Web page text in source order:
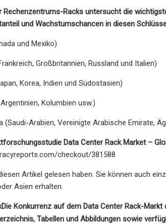
Rechenzentrums-Racks untersucht die
und Wachstumschancen in diesen
und Mexiko)
Großbritannien, Russland und Italien)
Korea, Indien und Südostasien)
Kolumbien usw.)
(Saudi-Arabien, Vereinigte Arabische Emirate,
Data Center Rack Market –
checkout/381588
Artikel gelesen haben. Sie können auch
Asien erhalten.
Die Konkurrenz auf dem Data Center Rack-Markt
Tabellen und Abbildungen sowie